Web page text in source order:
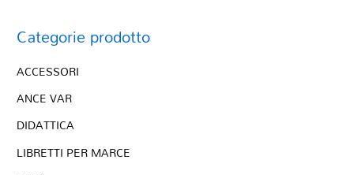
Categorie prodotto
ACCESSORI
ANCE VAR
DIDATTICA
LIBRETTI PER MARCE